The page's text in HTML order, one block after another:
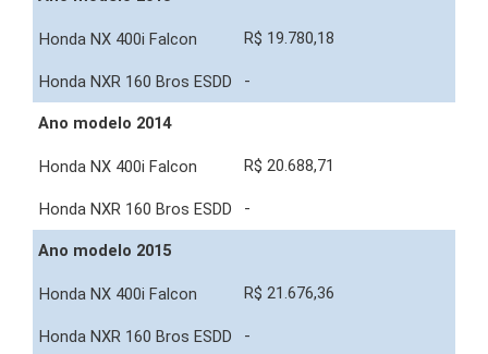
R$ 19.780,18
-
Ano modelo 2014
R$ 20.688,71
-
Ano modelo 2015
R$ 21.676,36
-